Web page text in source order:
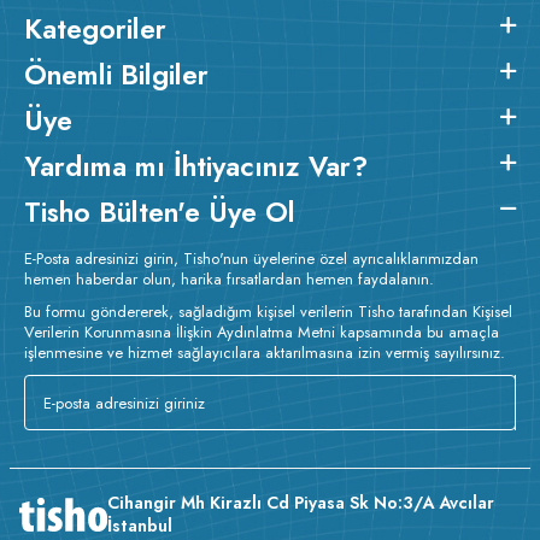
üretilen, özel dikim ve işçilik uygulanan kaliteli bir üründür.
Ürünün kumaş m
Detayları : Baskılarda kullanılan boyalar sertifikalı ve güvenlidir;
insan sağlığına zarar vermez.
maksimum 30 C de ve tersten yıkanır. Kuru temizleme yapılmaz.
Kurutma makinesinde kurutulmaz.
Orta ısıda ve tersten ütülenir.
Kategoriler
Önemli Bilgiler
Üye
Yardıma mı İhtiyacınız Var?
Tisho Bülten'e Üye Ol
E-Posta adresinizi girin, Tisho'nun üyelerine özel ayrıcalıklarımızdan
hemen haberdar olun, harika fırsatlardan hemen faydalanın.
Bu formu göndererek, sağladığım kişisel verilerin Tisho tarafından Kişisel
Verilerin Korunmasına İlişkin Aydınlatma Metni kapsamında bu amaçla
işlenmesine ve hizmet sağlayıcılara aktarılmasına izin vermiş sayılırsınız.
Cihangir Mh Kirazlı Cd Piyasa Sk No:3/A Avcılar
İstanbul